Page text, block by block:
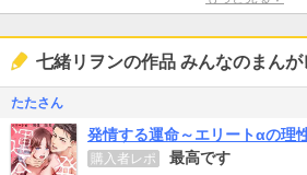
七緒リヲンの作品 みんなのまんが
たたさん
発情する運命～エリートαの理
購入者レポ 最高です